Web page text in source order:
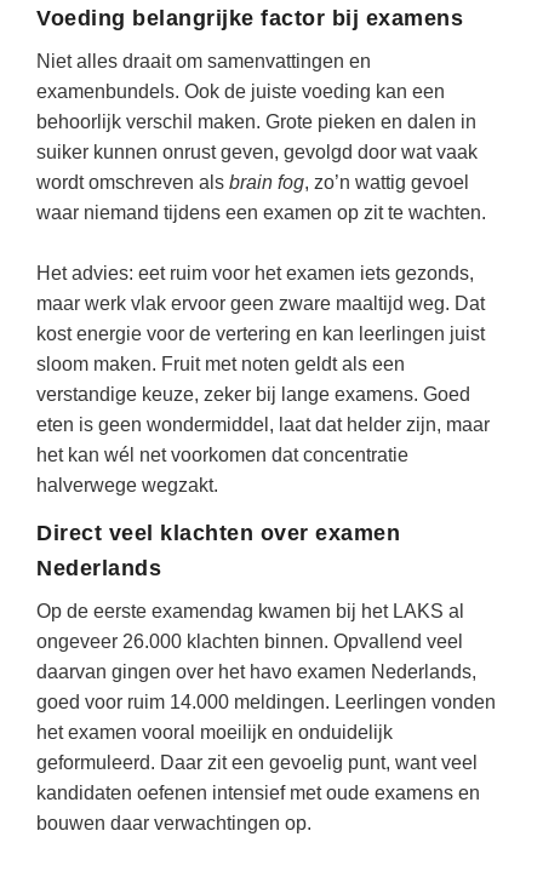
Topografie
Verkeer
Verzorging
THEMA'S
Duurzaamheid
Eerste wereldoorlog
Evolutieleer
Feest- en Gedenkdagen
Kleurplaten
Mediawijsheid
Nieuws
Onderwijsprijs
Ruimte
Beeldende Vorming
Biologie
Geld PO
Geld VO
Geschiedenis
Maatschappijleer
Orientatie
Rekenen
Sociale vaardigheden
Taalvaardigheid
Vakoverstijgend
Verzorging
MEER...
AI voor het onderwijs
Kruiswoordpuzzels
Onderwijslonen
Vrijeschoolonderwijs
Montessori onderwijs
Voeding belangrijke factor bij examens
Niet alles draait om samenvattingen en
examenbundels. Ook de juiste voeding kan een
behoorlijk verschil maken. Grote pieken en dalen in
suiker kunnen onrust geven, gevolgd door wat vaak
wordt omschreven als brain fog, zo’n wattig gevoel
waar niemand tijdens een examen op zit te wachten.
Het advies: eet ruim voor het examen iets gezonds,
maar werk vlak ervoor geen zware maaltijd weg. Dat
kost energie voor de vertering en kan leerlingen juist
sloom maken. Fruit met noten geldt als een
verstandige keuze, zeker bij lange examens. Goed
eten is geen wondermiddel, laat dat helder zijn, maar
het kan wél net voorkomen dat concentratie
halverwege wegzakt.
Direct veel klachten over examen
Nederlands
Op de eerste examendag kwamen bij het LAKS al
ongeveer 26.000 klachten binnen. Opvallend veel
daarvan gingen over het havo examen Nederlands,
goed voor ruim 14.000 meldingen. Leerlingen vonden
het examen vooral moeilijk en onduidelijk
geformuleerd. Daar zit een gevoelig punt, want veel
kandidaten oefenen intensief met oude examens en
bouwen daar verwachtingen op.